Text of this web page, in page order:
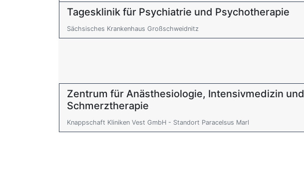
Tagesklinik für Psychiatrie und Psychotherapie
Sächsisches Krankenhaus Großschweidnitz
Zentrum für Anästhesiologie, Intensivmedizin und
Schmerztherapie
Knappschaft Kliniken Vest GmbH - Standort Paracelsus Marl